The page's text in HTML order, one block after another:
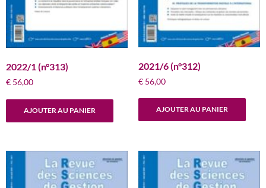
2022/1 (n°313)
€ 56,00
AJOUTER AU PANIER
2021/6 (n°312)
€56,00
AJOUTER AU PANIER